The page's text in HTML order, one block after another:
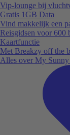
Vip-lounge bij
Gratis 1GB Data
Vind makkelijk een
Reisgidsen voor 600
Kaartfunctie
Met Breakzy off the
Alles over My